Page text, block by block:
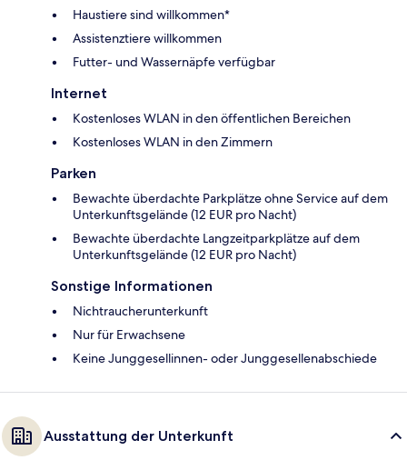
Haustiere sind willkommen*
Assistenztiere willkommen
Futter- und Wassernäpfe verfügbar
Internet
Kostenloses WLAN in den öffentlichen Bereichen
Kostenloses WLAN in den Zimmern
Parken
Bewachte überdachte Parkplätze ohne Service auf dem
Unterkunftsgelände (12 EUR pro Nacht)
Bewachte überdachte Langzeitparkplätze auf dem
Unterkunftsgelände (12 EUR pro Nacht)
Sonstige Informationen
Nichtraucherunterkunft
Nur für Erwachsene
Keine Junggesellinnen- oder Junggesellenabschiede
Ausstattung der Unterkunft